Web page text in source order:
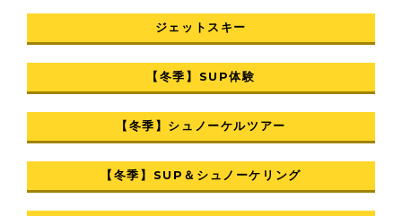
ジェットスキー
【冬季】SUP体験
【冬季】シュノーケルツアー
【冬季】SUP＆シュノーケリング